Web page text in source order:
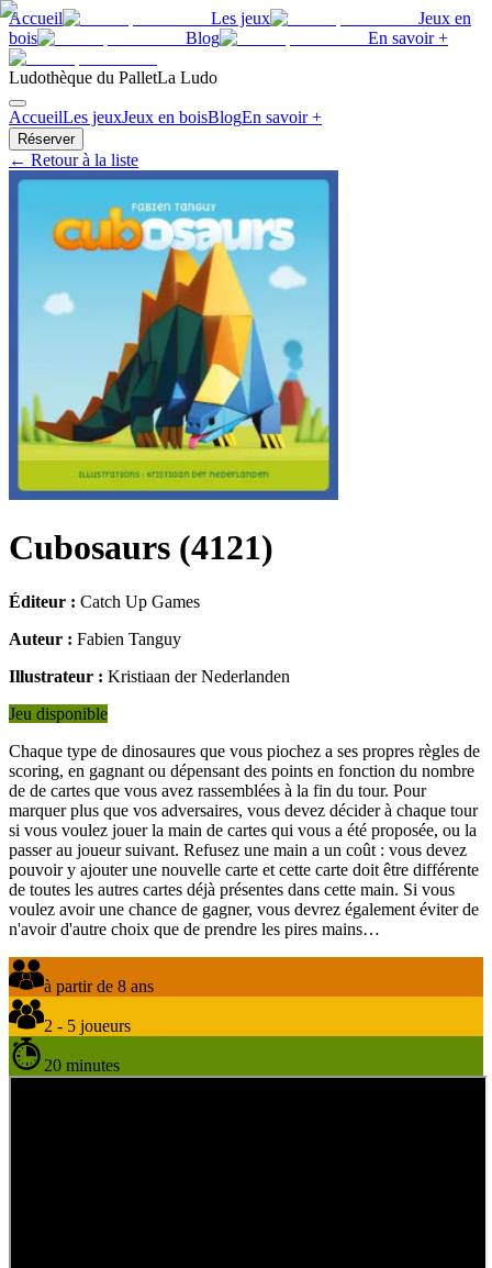
Accueil Les jeux
Jeux en
bois
Blog En savoir +
Ludothèque du PalletLa Ludo
AccueilLes jeuxJeux en boisBlogEn savoir +
Réserver
← Retour à la liste
Cubosaurs (4121)
Éditeur : Catch Up Games
Auteur : Fabien Tanguy
Illustrateur : Kristiaan der Nederlanden
Jeu disponible
Chaque type de dinosaures que vous piochez a ses propres règles de
scoring, en gagnant ou dépensant des points en fonction du nombre
de de cartes que vous avez rassemblées à la fin du tour. Pour
marquer plus que vos adversaires, vous devez décider à chaque tour
si vous voulez jouer la main de cartes qui vous a été proposée, ou la
passer au joueur suivant. Refusez une main a un coût : vous devez
pouvoir y ajouter une nouvelle carte et cette carte doit être différente
de toutes les autres cartes déjà présentes dans cette main. Si vous
voulez avoir une chance de gagner, vous devrez également éviter de
n'avoir d'autre choix que de prendre les pires mains…
à partir de 8 ans
2 - 5 joueurs
20 minutes